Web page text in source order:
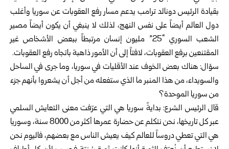
بقيادة الرئيس دونالد ترامب يدعم مسار رفع العقوبات عن سوريا وأغلب
دول العالم أيضاً على نفس النهج، لذلك لا ينبغي أن يكون أيضاً مصير
الشعب السوري “25” مليون إنسان مرتبطاً ببعض الأشخاص غير
المقتنعين برفع العقوبات، لافتاً إلى أن الأمور ذاهبة باتجاه رفع العقوبات.
سؤال: هناك بعض الخوف عند الأقليات في سوريا، وما جرى في الساحل
والسويداء، من هذا المنبر ما الذي ستفعله من أجل أن يشعروا بأنهم جزء
من سوريا الموحدة؟
قال الرئيس الشرع: بدايةً سوريا هي التي عرّفت معنى التعايش السلمي
عبر كل تاريخها، نحن نتكلم عن حضارة عمرها أكثر من 8000 سنة، وسوريا
هي التي تعطي دروساً للعالم كيف يعيش الناس مع بعضهم، فاليوم نحن